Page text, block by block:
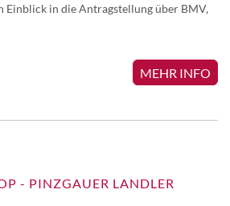
Einblick in die Antragstellung über BMV,
MEHR INFO
- PINZGAUER LANDLER